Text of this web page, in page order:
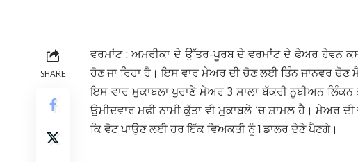
SHARE
ਵਰਮਾਂਟ : ਅਮਰੀਕਾ ਦੇ ਉੱਤਰ-ਪੂਰਬ ਦੇ ਵਰਮਾਂਟ ਦੇ ਫੇਅਰ ਹੇਵਨ
ਹੋਣ ਜਾ ਰਿਹਾ ਹੈ। ਇਸ ਵਾਰ ਮੇਅਰ ਦੀ ਚੋਣ ਲਈ ਤਿੰਨ ਜਾਨਵਰ ਚੋਣ
ਇਸ ਵਾਰ ਮੁਕਾਬਲਾ ਪੁਰਾਣੇ ਮੇਅਰ 3 ਸਾਲਾ ਬੱਕਰੀ ਨੂਬੀਅਨ
ਉਮੀਦਵਾਰ ਮਫੀ ਨਾਮੀ ਕੁੱਤਾ ਵੀ ਮੁਕਾਬਲੇ ‘ਚ ਸ਼ਾਮਲ ਹੈ। ਮੇਅਰ
ਕਿ ਵੋਟ ਪਾਉਣ ਲਈ ਹਰ ਇੱਕ ਵਿਅਕਤੀ ਨੂੰ 1 ਡਾਲਰ ਦੇਣੇ ਪੈਣਗੇ।